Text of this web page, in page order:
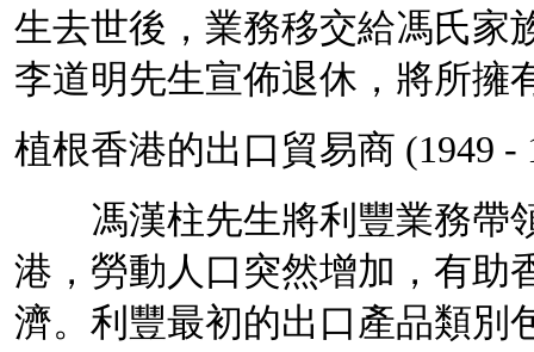
生去世後，業務移交給馮氏家
李道明先生宣佈退休，將所擁
植根香港的出口貿易商 (1949 -
馮漢柱先生將利豐業務帶領
港，勞動人口突然增加，有助
濟。利豐最初的出口產品類別